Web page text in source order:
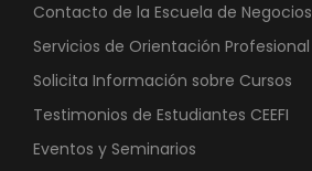
Contacto de la Escuela de Negocios
Servicios de Orientación Profesional
Solicita Información sobre Cursos
Testimonios de Estudiantes CEEFI
Eventos y Seminarios